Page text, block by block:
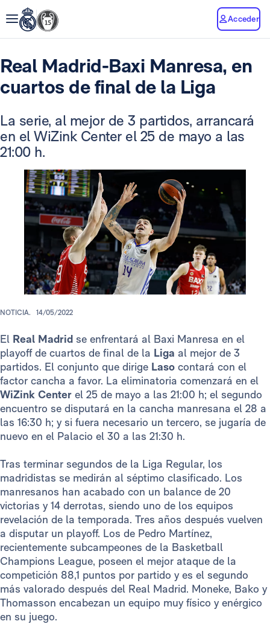
Acceder
Real Madrid-Baxi Manresa, en
cuartos de final de la Liga
La serie, al mejor de 3 partidos, arrancará
en el WiZink Center el 25 de mayo a las
21:00 h.
NOTICIA. 14/05/2022
El Real Madrid se enfrentará al Baxi Manresa en el
playoff de cuartos de final de la Liga al mejor de 3
partidos. El conjunto que dirige Laso contará con el
factor cancha a favor. La eliminatoria comenzará en el
WiZink Center el 25 de mayo a las 21:00 h; el segundo
encuentro se disputará en la cancha manresana el 28 a
las 16:30 h; y si fuera necesario un tercero, se jugaría de
nuevo en el Palacio el 30 a las 21:30 h.
Tras terminar segundos de la Liga Regular, los
madridistas se medirán al séptimo clasificado. Los
manresanos han acabado con un balance de 20
victorias y 14 derrotas, siendo uno de los equipos
revelación de la temporada. Tres años después vuelven
a disputar un playoff. Los de Pedro Martínez,
recientemente subcampeones de la Basketball
Champions League, poseen el mejor ataque de la
competición 88,1 puntos por partido y es el segundo
más valorado después del Real Madrid. Moneke, Bako y
Thomasson encabezan un equipo muy físico y enérgico
en su juego.